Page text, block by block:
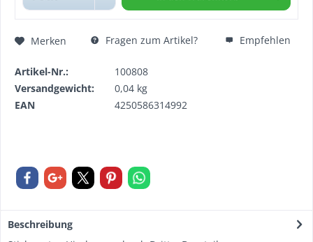
Merken Fragen zum Artikel? Empfehlen
Artikel-Nr.:
100808
Versandgewicht:
0,04 kg
EAN
4250586314992
Beschreibung